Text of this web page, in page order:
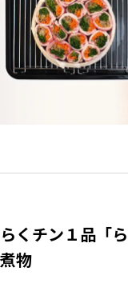
らくチン１品「
煮物